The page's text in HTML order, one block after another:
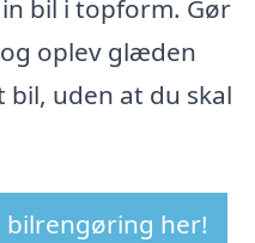
bil i topform. Gør
oplev glæden
uden at du skal
bilrengøring her!